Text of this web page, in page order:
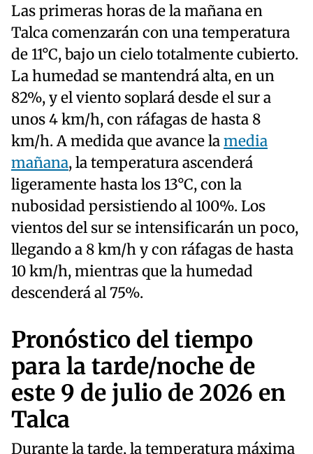
Las primeras horas de la mañana en
Talca comenzarán con una temperatura
de 11°C, bajo un cielo totalmente cubierto.
La humedad se mantendrá alta, en un
82%, y el viento soplará desde el sur a
unos 4 km/h, con ráfagas de hasta 8
km/h. A medida que avance lamedia
mañana, la temperatura ascenderá
ligeramente hasta los 13°C, con la
nubosidad persistiendo al 100%. Los
vientos del sur se intensificarán un poco,
llegando a 8 km/h y con ráfagas de hasta
10 km/h, mientras que la humedad
descenderá al 75%.
Pronóstico del tiempo
para la tarde/noche de
este 9 de julio de 2026 en
Talca
Durante la tarde, la temperatura máxima